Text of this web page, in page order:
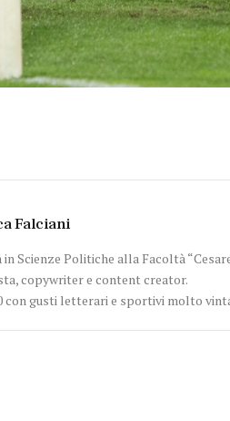
Falciani
in Scienze Politiche alla Facoltà
copywriter e content creator.
con gusti letterari e sportivi molto